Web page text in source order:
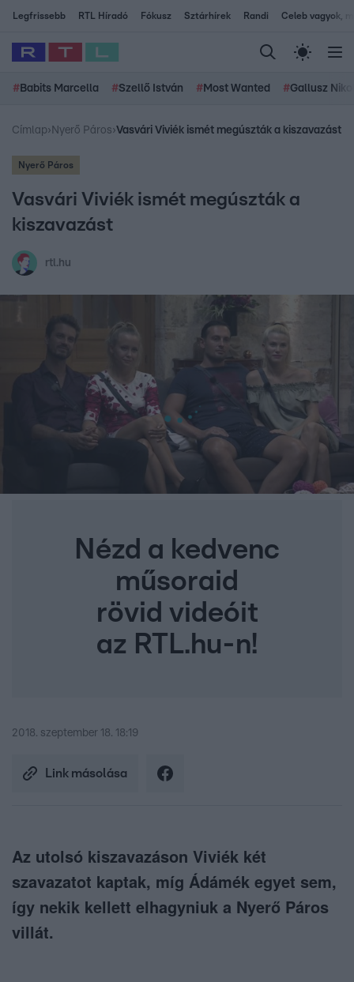
Legfrissebb RTL Híradó Fókusz Sztárhírek Randi Celeb vagyok,
# Babits Marcella #Szellő István # Most Wanted #Gallusz
Címlap› Nyerő Páros›Vasvári Viviék ismét megúszták a kiszavazást
Nyerő Páros
Vasvári Viviék ismét megúszták a
kiszavazást
rtl.hu
Nézd a kedvenc
műsoraid
rövid videóit
az RTL.hu-n!
2018. szeptember 18. 18:19
Link másolása
Az utolsó kiszavazáson Viviék két
szavazatot kaptak, míg Ádámék egyet sem,
így nekik kellett elhagyniuk a Nyerő Páros
villát.